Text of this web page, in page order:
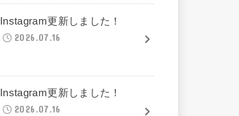
Instagram更新しました！
2026.07.16
Instagram更新しました！
2026.07.16